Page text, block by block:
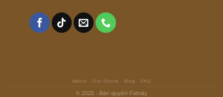
About Our Stores Blog FAQ
© 2025 - Bản quyền Fatraly